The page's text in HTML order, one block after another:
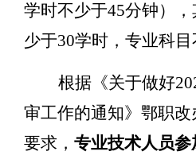
学时不少于45分钟）
少于30学时，专业科目
根据《关于做好
审工作的通知》鄂职改
要求 ， 专业技术人员